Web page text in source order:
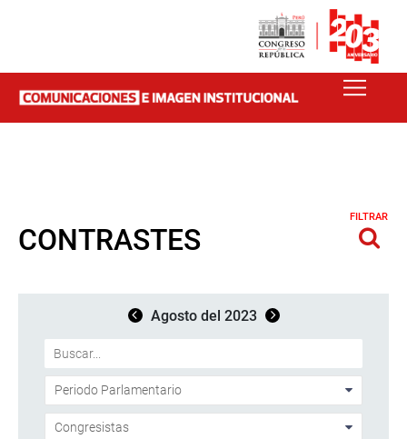
CONTRASTES
FILTRAR
Agosto del 2023